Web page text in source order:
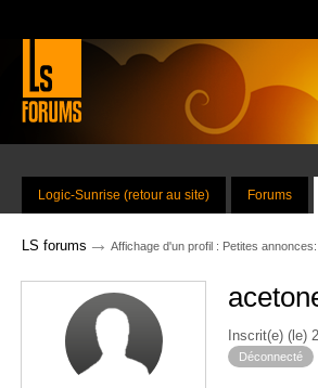
Logic-Sunrise (retour au site) Forums
LS forums → Affichage d'un profil : Petites
Inscrit(e) (le)
Déconnecté